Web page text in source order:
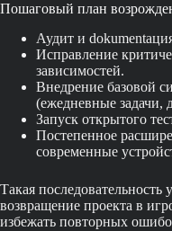
Пошаговый план
Аудит и
Исправление
зависимостей.
Внедрение базовой
(ежедневные задачи,
Запуск открытого
Постепенное
современные
Такая
возвращение проекта в
избежать повторных